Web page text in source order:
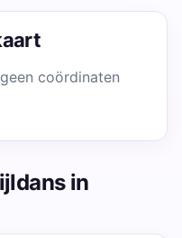
coördinaten
in